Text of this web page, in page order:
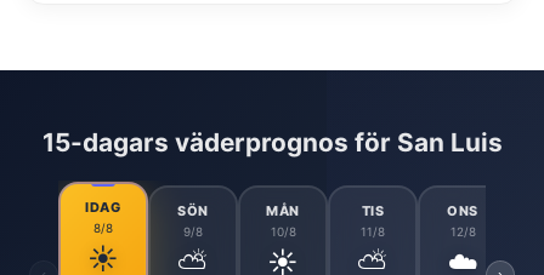
15-dagars väderprognos för San Luis
IDAG
8/8
☀️
SÖN
9/8
⛅
MÅN
10/8
☀️
TIS
11/8
⛅
ONS
12/8
☁️